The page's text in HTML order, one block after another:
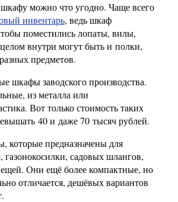
можно что угодно. Чаще всего
инвентарь, ведь шкаф
поместились лопаты, вилы,
внутри могут быть и полки,
предметов.
шкафы заводского производства.
из металла или
Вот только стоимость таких
40 и даже 70 тысяч рублей.
которые предназначены для
газонокосилки, садовых шлангов,
Они ещё более компактные, но
отличается, дешёвых вариантов